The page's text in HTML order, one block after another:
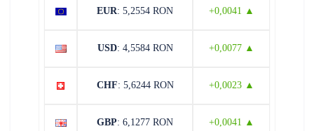
EUR: 5,2554 RON +0,0041 ▲
USD: 4,5584 RON +0,0077 ▲
CHF: 5,6244 RON +0,0023 ▲
GBP: 6,1277 RON +0,0041 ▲